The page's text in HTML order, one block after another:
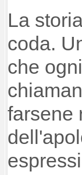
La
coda.
che
farsene